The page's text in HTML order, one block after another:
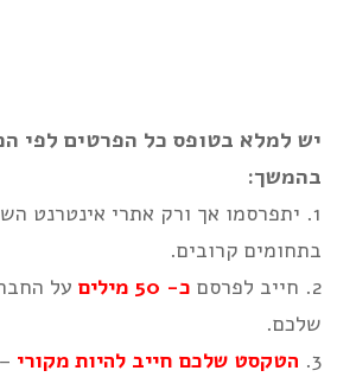
יש למלא בטופס כל הפרטים לפי
בהמשך:
1. יתפרסמו אך ורק אתרי אינטרנט
בתחומים קרובים.
2. חייב לפרסם
כ- 50 מילים על
שלכם.
3. הטקסט שלכם חייב להיות מקורי